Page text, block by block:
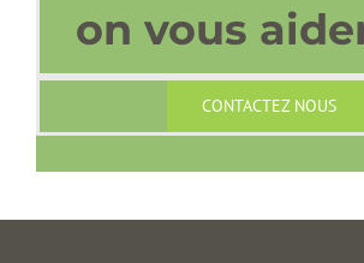
on vous
CONTACTEZ NOUS